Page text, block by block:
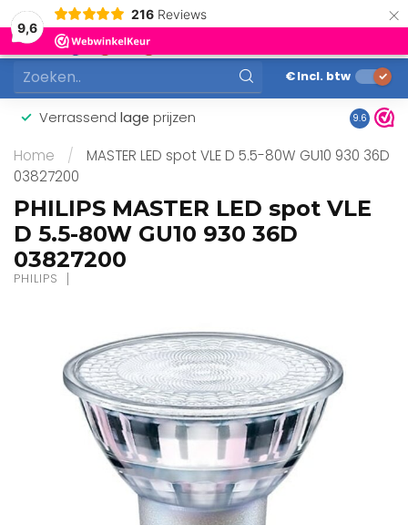
9,6
216 Reviews ×
MENU
0
€Incl. btw
Verrassend lage prijzen 9.6
Home /
MASTER LED spot VLE D 5.5-80W GU10 930 36D
03827200
PHILIPS MASTER LED spot VLE
D 5.5-80W GU10 930 36D
03827200
PHILIPS